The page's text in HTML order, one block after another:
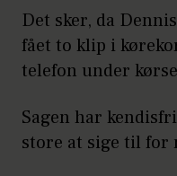
Det sker, da
fået to klip i
telefon under
Sagen har
store at sige til for